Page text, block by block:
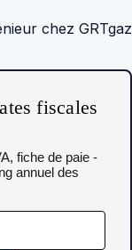
chez GRTgaz
fiscales
fiche de paie -
annuel des